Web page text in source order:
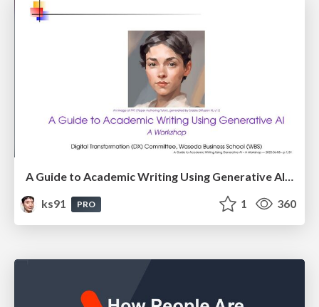
A Guide to Academic Writing Using Generative AI - A Workshop
ks91
PRO 1 360